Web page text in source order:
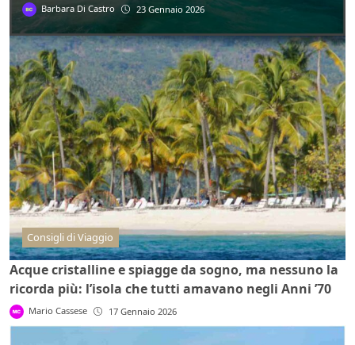
Barbara Di Castro 23 Gennaio 2026
Consigli di Viaggio
Acque cristalline e spiagge da sogno, ma nessuno la
ricorda più: l’isola che tutti amavano negli Anni ’70
Mario Cassese 17 Gennaio 2026